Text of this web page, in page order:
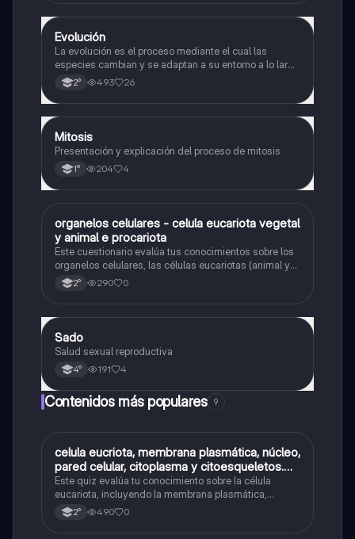
Biología
Evolución
La evolución es el proceso mediante el cual las
especies cambian y se adaptan a su entorno a lo largo
del tiempo.
2° 493 26
Biología
Mitosis
Presentación y explicación del proceso de mitosis
1° 204 4
OBiología
organelos celulares - celula eucariota vegetal
y animal e procariota
Este cuestionario evalúa tus conocimientos sobre los
organelos celulares, las células eucariotas (animal y
vegetal) y las células procariotas.
2° 290 0
Biología
Sado
Salud sexual reproductiva
4° 191 4
Contenidos más populares 9
CBiología
celula eucriota, membrana plasmática, núcleo,
pared celular, citoplasma y citoesqueletos.
nombre se las partes de la celula eucariota
Este quiz evalúa tu conocimiento sobre la célula
eucariota, incluyendo la membrana plasmática,
núcleo, pared celular, citoplasma y citoesqueleto.
2° 490 0